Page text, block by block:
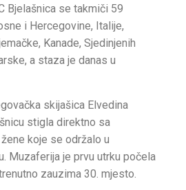
Bjelašnica se takmiči 59
i Hercegovine, Italije,
Kanade, Sjedinjenih
a staza je danas u
skijašica Elvedina
stigla direktno sa
koje se održalo u
Muzaferija je prvu utrku počela
zauzima 30. mjesto.